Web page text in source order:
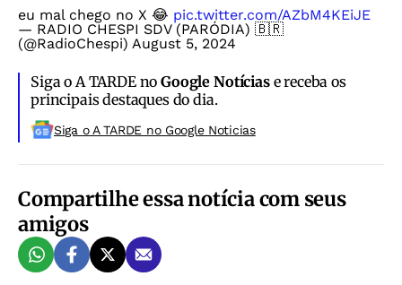
eu mal chego no X 😂 pic.twitter.com/AZbM4KEiJE
— RADIO CHESPI SDV (PARÓDIA) 🇧🇷
(@RadioChespi) August 5, 2024
Siga o A TARDE noGoogle Notíciase receba os
principais destaques do dia.
Siga o A TARDE no Google Noticias
Compartilhe essa notícia com seus
amigos